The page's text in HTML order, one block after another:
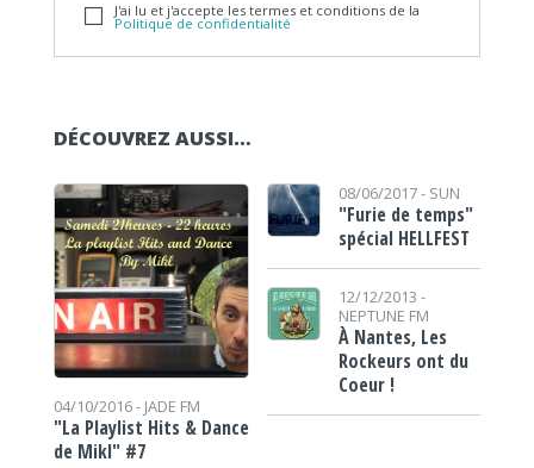
J'ai lu et j'accepte les termes et conditions de la
Politique de confidentialité
DÉCOUVREZ AUSSI…
04/10/2016 - JADE FM
"La Playlist Hits & Dance
de Mikl" #7
08/06/2017 - SUN
"Furie de temps"
spécial HELLFEST
12/12/2013 -
NEPTUNE FM
À Nantes, Les
Rockeurs ont du
Coeur !